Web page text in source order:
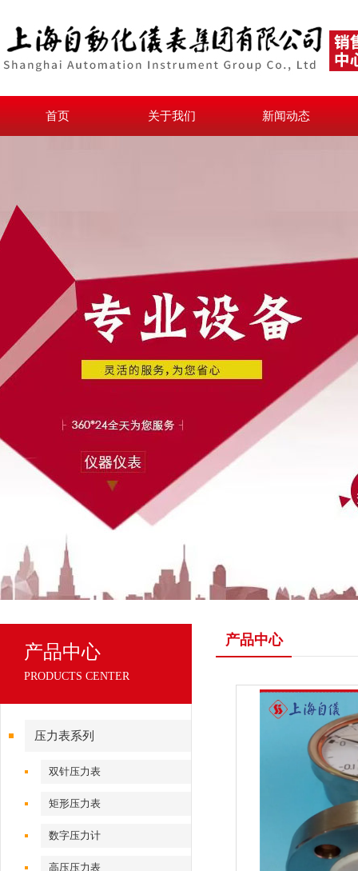
首页 关于我们 新闻动态
产品中心
PRODUCTS CENTER
压力表系列
双针压力表
矩形压力表
数字压力计
高压压力表
产品中心